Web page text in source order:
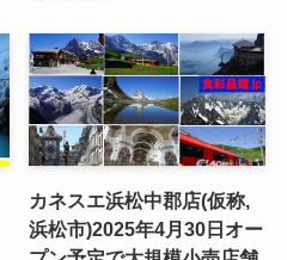
カネスエ浜松中郡店(仮称,
浜松市)2025年4月30日オー